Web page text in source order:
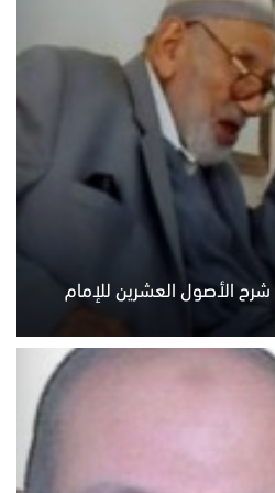
الأصول العشرين للإمام